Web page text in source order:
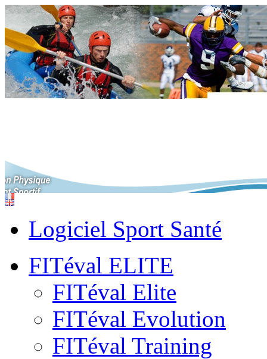
Logiciel Sport Santé
FITéval ELITE
FITéval Elite
FITéval Evolution
FITéval Training